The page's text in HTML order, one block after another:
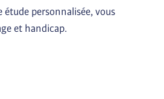
personnalisée, vous
et handicap.